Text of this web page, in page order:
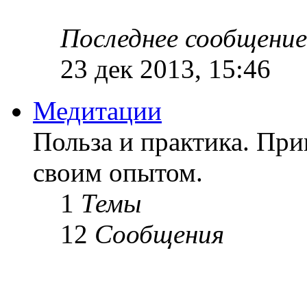
Последнее сообщение
23 дек 2013, 15:46
Медитации
Польза и практика.
своим опытом.
1 Темы
12 Сообщения